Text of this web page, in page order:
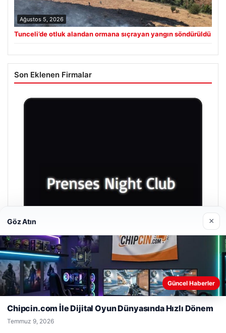
Ağustos 5, 2026
Tunceli’de otluk alandan ormana sıçrayan yangın söndürüldü
Son Eklenen Firmalar
Prenses Night Club
Nisan 29, 2026
Web sitemizi nasıl kullandığınızı daha iyi anlayabilmek,
deneyiminizi kişiselleştirmek ve geliştirmek amacıyla çerezler
Çerez Politikamız
Reddet Kabul Et
Göz Atın ×
Güncel Haberler
Chipcin.com İle Dijital Oyun Dünyasında Hızlı Dönem
Temmuz 9, 2026